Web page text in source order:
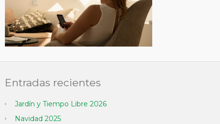
Entradas recientes
Jardín y Tiempo Libre 2026
Navidad 2025